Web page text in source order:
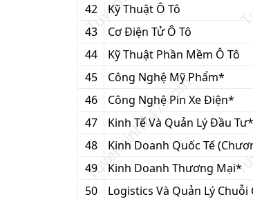
42
Kỹ Thuật Ô Tô
43
Cơ Điện Tử Ô Tô
44
Kỹ Thuật Phần Mềm Ô Tô
45
Công Nghệ Mỹ Phẩm*
46
Công Nghệ Pin Xe Điện*
47
Kinh Tế Và Quản Lý Đầu Tư*
48
Kinh Doanh Quốc Tế
49
Kinh Doanh Thương Mại*
50
Logistics Và Quản Lý